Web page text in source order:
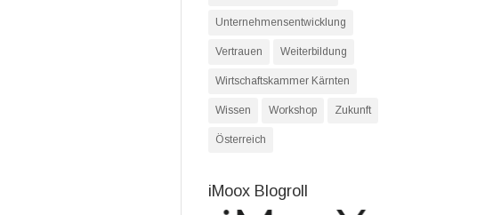
Unternehmensentwicklung
Vertrauen Weiterbildung
Wirtschaftskammer Kärnten
Wissen Workshop Zukunft
Österreich
iMoox Blogroll